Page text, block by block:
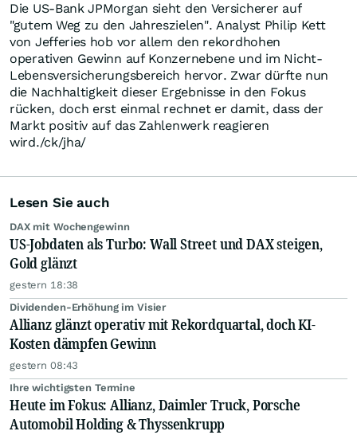
Die US-Bank JPMorgan sieht den Versicherer auf
"gutem Weg zu den Jahreszielen". Analyst Philip Kett
von Jefferies hob vor allem den rekordhohen
operativen Gewinn auf Konzernebene und im Nicht-
Lebensversicherungsbereich hervor. Zwar dürfte nun
die Nachhaltigkeit dieser Ergebnisse in den Fokus
rücken, doch erst einmal rechnet er damit, dass der
Markt positiv auf das Zahlenwerk reagieren
wird./ck/jha/
Lesen Sie auch
DAX mit Wochengewinn
US-Jobdaten als Turbo: Wall Street und DAX steigen,
Gold glänzt
gestern 18:38
Dividenden-Erhöhung im Visier
Allianz glänzt operativ mit Rekordquartal, doch KI-
Kosten dämpfen Gewinn
gestern 08:43
Ihre wichtigsten Termine
Heute im Fokus: Allianz, Daimler Truck, Porsche
Automobil Holding & Thyssenkrupp